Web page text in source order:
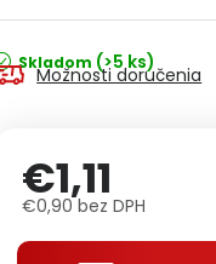
Skladom (>5 ks)
Možnosti doručenia
€1,11
€0,90 bez DPH